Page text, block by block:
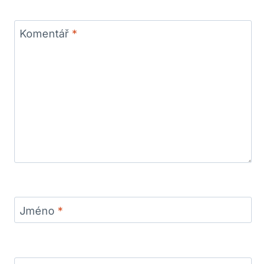
Komentář *
Jméno *